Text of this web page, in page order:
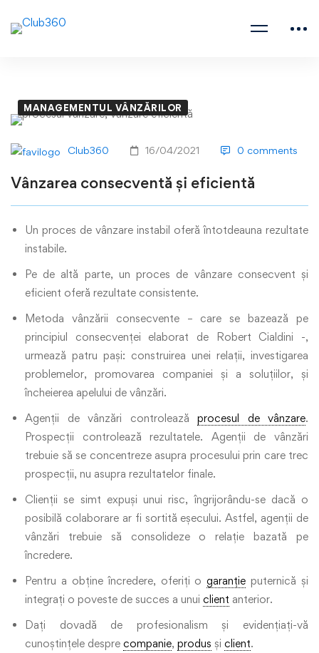
MANAGEMENTUL VÂNZĂRILOR
Club360 16/04/2021 0 comments
Vânzarea consecventă și eficientă
Un proces de vânzare instabil oferă întotdeauna rezultate
instabile.
Pe de altă parte, un proces de vânzare consecvent și
eficient oferă rezultate consistente.
Metoda vânzării consecvente – care se bazează pe
principiul consecvenței elaborat de Robert Cialdini -,
urmează patru pași: construirea unei relații, investigarea
problemelor, promovarea companiei și a soluțiilor, și
încheierea apelului de vânzări.
Agenții de vânzări controlează procesul de vânzare.
Prospecții controlează rezultatele. Agenții de vânzări
trebuie să se concentreze asupra procesului prin care trec
prospecții, nu asupra rezultatelor finale.
Clienții se simt expuși unui risc, îngrijorându-se dacă o
posibilă colaborare ar fi sortită eșecului. Astfel, agenții de
vânzări trebuie să consolideze o relație bazată pe
încredere.
Pentru a obține încredere, oferiți o garanție puternică și
integrați o poveste de succes a unui client anterior.
Dați dovadă de profesionalism și evidențiați-vă
cunoștințele despre companie, produs și client.